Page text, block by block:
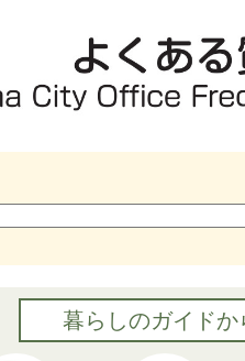
暮らしのガイドか